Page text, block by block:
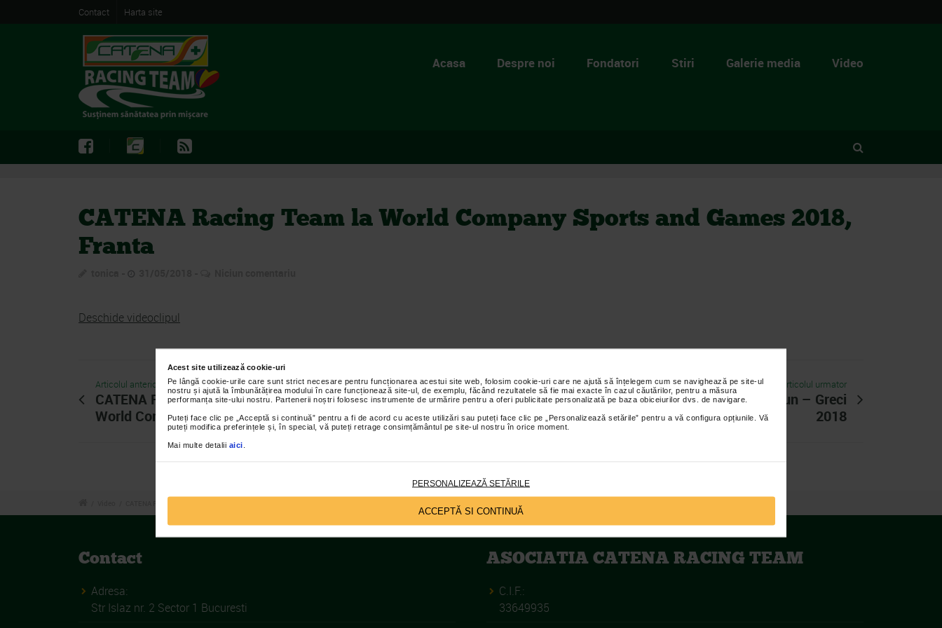
Acest site utilizează cookie-uri
Pe lângă cookie-urile care sunt strict necesare pentru funcționarea acestui site web, folosim cookie-uri care ne ajută să înțelegem cum se navighează pe site-ul
nostru și ajută la îmbunătățirea modului în care funcționează site-ul, de exemplu, făcând rezultatele să fie mai exacte în cazul căutărilor, pentru a măsura
performanța site-ului nostru. Partenerii noștri folosesc instrumente de urmărire pentru a oferi publicitate personalizată pe baza obiceiurilor dvs. de navigare.
Puteți face clic pe „Acceptă si continuă” pentru a fi de acord cu aceste utilizări sau puteți face clic pe „Personalizează setările” pentru a vă configura opțiunile. Vă
puteți modifica preferințele și, în special, vă puteți retrage consimțământul pe site-ul nostru în orice moment.
Mai multe detalii aici
PERSONALIZEAZĂ SETĂRILE
ACCEPTĂ SI CONTINUĂ
Contact Harta site
Acasa Despre noi Fondatori Stiri Galerie media Video
CATENA Racing Team la World Company Sports and Games 2018,
Franta
Deschide videoclipul
Articolul anterior
CATENA Racing Team Romania - 12 medalii obtinute la
World Company Sports and Games 2018, Franta
Articolul urmator
Catena Racing Team la Macin Mountain Fun – Greci
2018
Contact
Adresa:
Str Islaz nr. 2 Sector 1 Bucuresti
ASOCIATIA CATENA RACING TEAM
C.I.F.:
33649935